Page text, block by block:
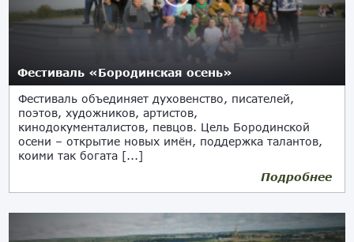
Фестиваль «Бородинская осень»
Фестиваль объединяет духовенство, писателей,
поэтов, художников, артистов,
кинодокументалистов, певцов. Цель Бородинской
осени – открытие новых имён, поддержка талантов,
коими так богата [...]
Подробнее